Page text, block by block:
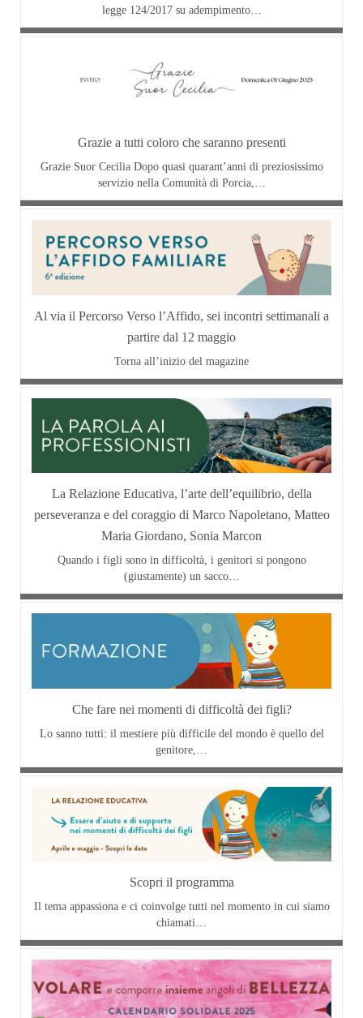
legge 124/2017 su adempimento…
Grazie a tutti coloro che saranno presenti
Grazie Suor Cecilia Dopo quasi quarant’anni di preziosissimo
servizio nella Comunità di Porcia,…
Al via il Percorso Verso l’Affido, sei incontri settimanali a
partire dal 12 maggio
Torna all’inizio del magazine
La Relazione Educativa, l’arte dell’equilibrio, della
perseveranza e del coraggio di Marco Napoletano, Matteo
Maria Giordano, Sonia Marcon
Quando i figli sono in difficoltà, i genitori si pongono
(giustamente) un sacco…
Che fare nei momenti di difficoltà dei figli?
Lo sanno tutti: il mestiere più difficile del mondo è quello del
genitore,…
Scopri il programma
Il tema appassiona e ci coinvolge tutti nel momento in cui siamo
chiamati…